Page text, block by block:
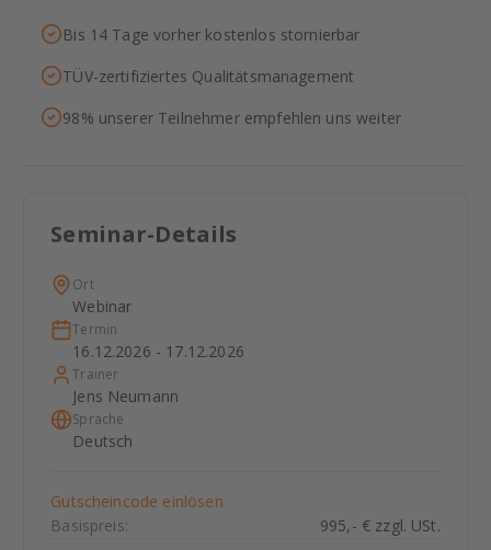
Bis 14 Tage vorher kostenlos stornierbar
TÜV-zertifiziertes Qualitätsmanagement
98% unserer Teilnehmer empfehlen uns weiter
Seminar-Details
Ort
Webinar
Termin
16.12.2026 - 17.12.2026
Trainer
Jens Neumann
Sprache
Deutsch
Gutscheincode einlösen
Basispreis:
995,- € zzgl. USt.